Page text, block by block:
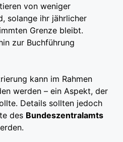
von weniger
solange ihr jährlicher
Grenze bleibt.
zur Buchführung
kann im Rahmen
werden – ein Aspekt, der
Details sollten jedoch
des Bundeszentralamts